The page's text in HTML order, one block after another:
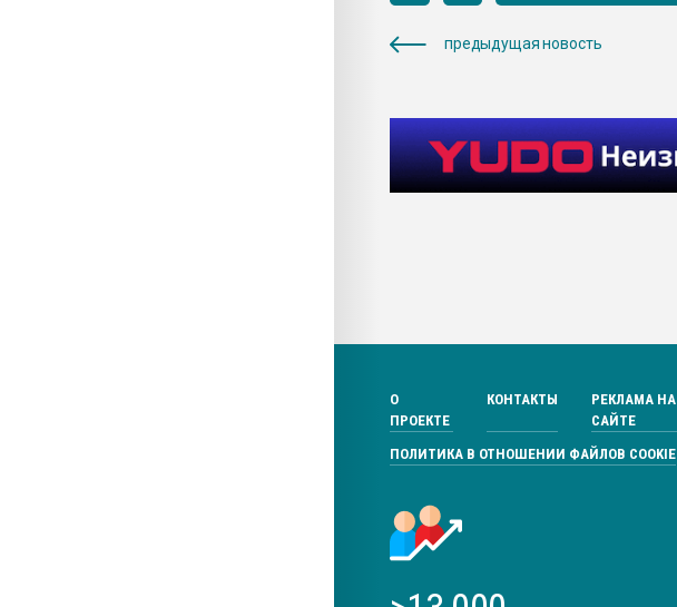
предыдущая новость
О
ПРОЕКТЕ
КОНТАКТЫ
РЕКЛАМА НА
САЙТЕ
ПОЛИТИКА В ОТНОШЕНИИ ФАЙЛОВ COOKIE